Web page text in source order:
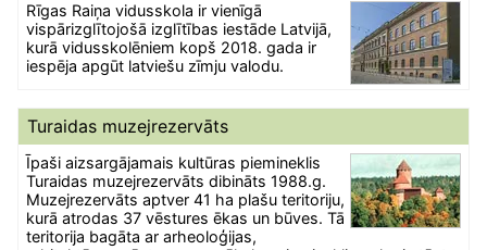
Rīgas Raiņa vidusskola ir vienīgā
vispārizglītojošā izglītības iestāde Latvijā,
kurā vidusskolēniem kopš 2018. gada ir
iespēja apgūt latviešu zīmju valodu.
Turaidas muzejrezervāts
Īpaši aizsargājamais kultūras piemineklis
Turaidas muzejrezervāts dibināts 1988.g.
Muzejrezervāts aptver 41 ha plašu teritoriju,
kurā atrodas 37 vēstures ēkas un būves. Tā
teritorija bagāta ar arheoloģijas,